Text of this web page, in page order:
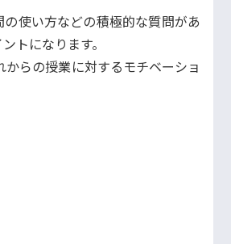
使い方などの積極的な質問があ
トになります。
らの授業に対するモチベーショ